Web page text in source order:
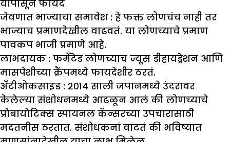
यापासून फायदे
जेवणात भाज्याचा समावेश : हे फक्त लोणचंच नाही तर
भाज्याच प्रमाणदेखील वाढवतं. या लोणच्याचे प्रमाण
पावकप भाजी प्रमाणे आहे.
लाभदायक : फर्मेटेड लोणच्याच ज्यूस डीहायड्रेशन आणि
मासपेशीच्या क्रैंपमध्ये फायदेशीर ठरतं.
अँटीओकसाइड : २०१४ साली जपानमध्ये उंदरावर
केलेल्या संशोधनमध्ये आढळून आलं की लोणच्याचे
प्रोबायोटिक्स स्पायनल कॅन्सरच्या उपचारासाठी
मदतनीस ठरतात. संशोधकनां वाटतं की भविष्यात